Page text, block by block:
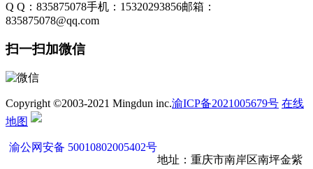
Q Q：835875078手机：15320293856邮箱：
835875078@qq.com
扫一扫加微信
Copyright ©2003-2021 Mingdun inc.渝ICP备2021005679号 在线
地图
渝公网安备 50010802005402号
地址：重庆市南岸区南坪金紫